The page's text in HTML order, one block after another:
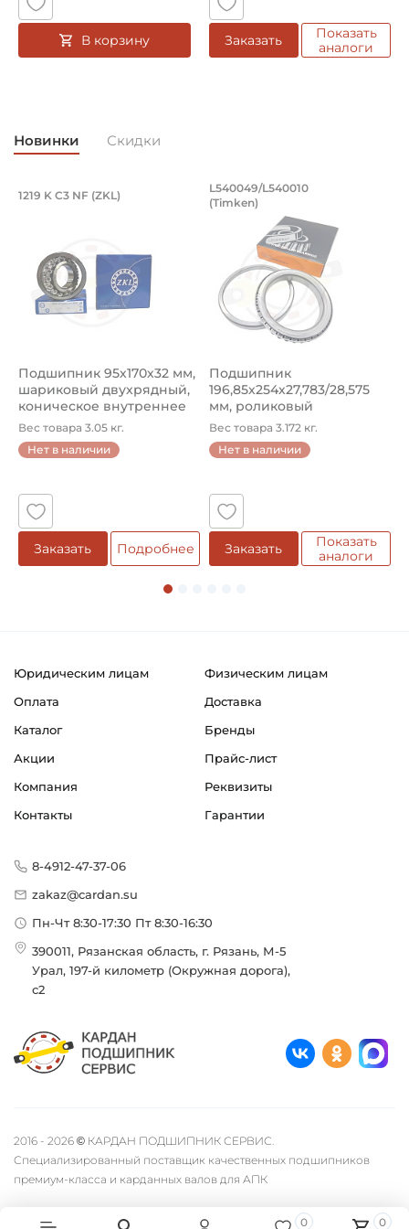
Натяг
Смазка:
В корзину Заказать
Показать
аналоги
Новинки Скидки
Подшипник 95х170х32 мм, шариковый
Подшипник 95х170х32 мм, шариковый двухрядный,
1219 K C3 NF (ZKL)
Подшипник 95х170х32 мм,
шариковый двухрядный,
коническое внутреннее
кол...
Вес товара 3.05 кг.
Нет в наличии
Заказать Подробнее
Подшипник
Подшипник
L540049/L540010
(Timken)
Подшипник
196,85х254х27,783/28,575
мм, роликовый
однорядный конический
...
Вес товара 3.172 кг.
Нет в наличии
Заказать
Показать
аналоги
Юридическим лицам
Физическим лицам
Оплата
Доставка
Каталог
Бренды
Акции
Прайс-лист
Компания
Реквизиты
Контакты
Гарантии
8-4912-47-37-06
zakaz@cardan.su
Пн-Чт 8:30-17:30 Пт 8:30-16:30
390011, Рязанская область, г. Рязань, М-5
Урал, 197-й километр (Окружная дорога),
с2
2016 - 2026 © КАРДАН ПОДШИПНИК СЕРВИС.
Специализированный поставщик качественных подшипников
премиум-класса и карданных валов для АПК
0 0